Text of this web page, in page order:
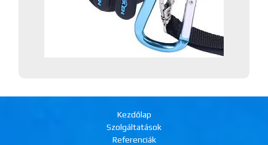
Kezdőlap
Szolgáltatások
Referenciák